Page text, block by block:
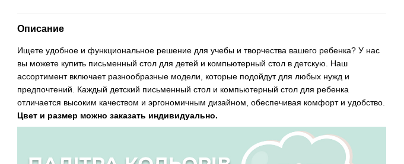
Описание
Ищете удобное и функциональное решение для учебы и творчества вашего ребенка? У нас
вы можете купить письменный стол для детей и компьютерный стол в детскую. Наш
ассортимент включает разнообразные модели, которые подойдут для любых нужд и
предпочтений. Каждый детский письменный стол и компьютерный стол для ребенка
отличается высоким качеством и эргономичным дизайном, обеспечивая комфорт и удобство.
Цвет и размер можно заказать индивидуально.